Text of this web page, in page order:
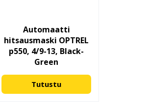
Automaatti
hitsausmaski OPTREL
p550, 4/9-13, Black-
Green
Tutustu